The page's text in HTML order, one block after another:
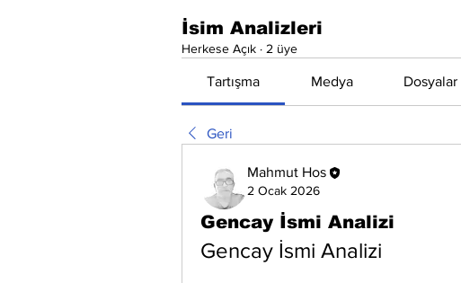
İsim Analizleri
Herkese Açık · 2 üye
Tartışma Medya Dosyalar
Geri
Mahmut Hos
2 Ocak 2026
Gencay İsmi Analizi
Gencay İsmi Analizi